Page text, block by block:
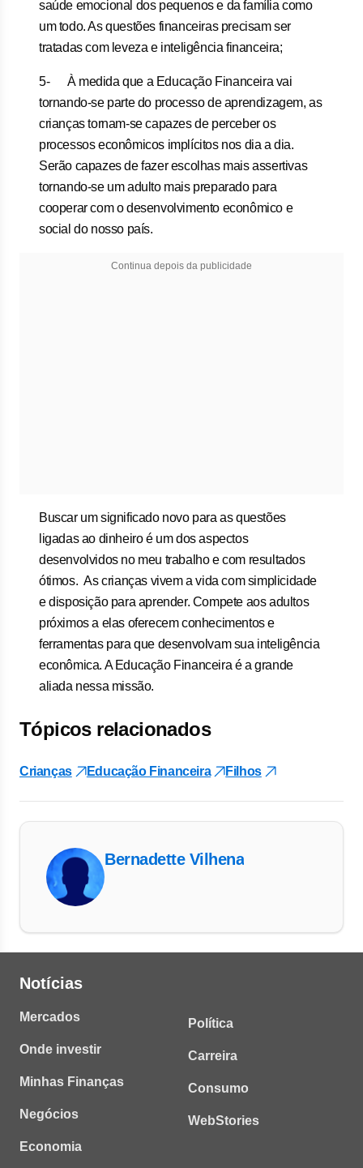
saúde emocional dos pequenos e da família como
um todo. As questões financeiras precisam ser
tratadas com leveza e inteligência financeira;
5- À medida que a Educação Financeira vai
tornando-se parte do processo de aprendizagem, as
crianças tornam-se capazes de perceber os
processos econômicos implícitos nos dia a dia.
Serão capazes de fazer escolhas mais assertivas
tornando-se um adulto mais preparado para
cooperar com o desenvolvimento econômico e
social do nosso país.
Continua depois da publicidade
Buscar um significado novo para as questões
ligadas ao dinheiro é um dos aspectos
desenvolvidos no meu trabalho e com resultados
ótimos. As crianças vivem a vida com simplicidade
e disposição para aprender. Compete aos adultos
próximos a elas oferecem conhecimentos e
ferramentas para que desenvolvam sua inteligência
econômica. A Educação Financeira é a grande
aliada nessa missão.
Tópicos relacionados
Crianças Educação Financeira Filhos
Bernadette Vilhena
Notícias
Mercados
Onde investir
Minhas Finanças
Negócios
Economia
Política
Carreira
Consumo
WebStories